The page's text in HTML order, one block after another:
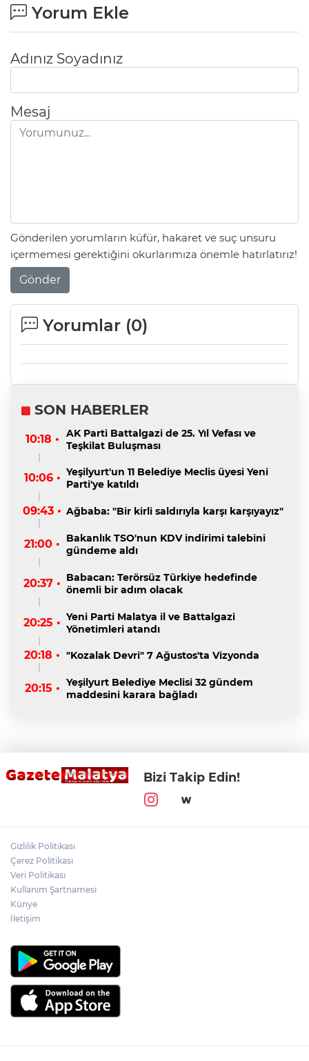
Yorum Ekle
Adınız Soyadınız
Mesaj
Gönderilen yorumların küfür, hakaret ve suç unsuru
içermemesi gerektiğini okurlarımıza önemle hatırlatırız!
Gönder
Yorumlar (0)
SON HABERLER
10:18 •
AK Parti Battalgazi de 25. Yıl Vefası ve
Teşkilat Buluşması
10:06 • Yeşilyurt'un 11 Belediye Meclis üyesi Yeni
Parti'ye katıldı
09:43 • Ağbaba: "Bir kirli saldırıyla karşı karşıyayız"
21:00 •
Bakanlık TSO'nun KDV indirimi talebini
gündeme aldı
20:37 • Babacan: Terörsüz Türkiye hedefinde
önemli bir adım olacak
20:25 • Yeni Parti Malatya il ve Battalgazi
Yönetimleri atandı
20:18 • "Kozalak Devri" 7 Ağustos'ta Vizyonda
20:15 • Yeşilyurt Belediye Meclisi 32 gündem
maddesini karara bağladı
Bizi Takip Edin!
Gizlilik Politikası
Çerez Politikası
Veri Politikası
Kullanım Şartnamesi
Künye
İletişim